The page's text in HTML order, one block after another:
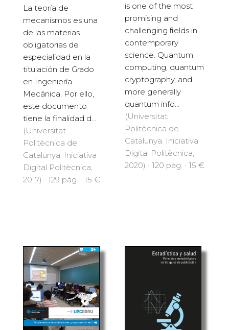
La teoría de
mecanismos es una
de las materias
obligatorias de
especialidad en la
titulación de Grado
en Ingeniería
Mecánica. Por ello,
este documento
tiene la finalidad d...
(Universitat
Politècnica de
Catalunya. Iniciativa
Digital Politècnica,
2017) · 129 pàg. · 15 €
is one of the most
promising and
challenging ﬁelds in
contemporary
science. Quantum
computing, quantum
cryptography, and
more generally
quantum info...
(Universitat
Politècnica de
Catalunya. Iniciativa
Digital Politècnica,
2020) · 120 pàg. · 15 €